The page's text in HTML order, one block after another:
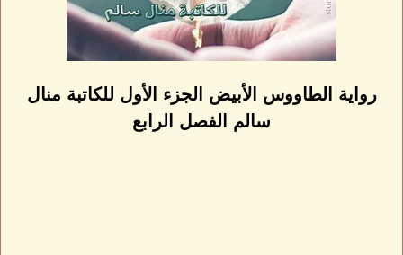
رواية الطاووس الأبيض الجزء الأول للكاتبة منال
سالم الفصل الرابع